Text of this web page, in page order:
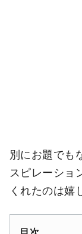
別にお題でも
スピレーショ
くれたのは嬉